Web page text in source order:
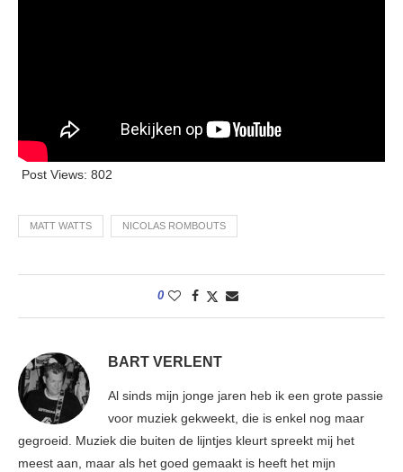
Post Views: 802
MATT WATTS NICOLAS ROMBOUTS
0
BART VERLENT
Al sinds mijn jonge jaren heb ik een grote passie
voor muziek gekweekt, die is enkel nog maar
gegroeid. Muziek die buiten de lijntjes kleurt spreekt mij het
meest aan, maar als het goed gemaakt is heeft het mijn